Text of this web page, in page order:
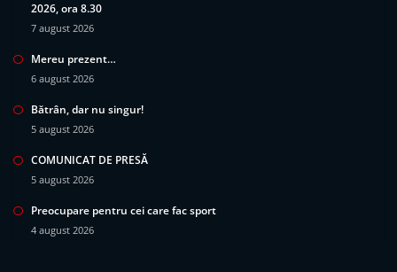
2026, ora 8.30
7 august 2026
Mereu prezent…
6 august 2026
Bătrân, dar nu singur!
5 august 2026
COMUNICAT DE PRESĂ
5 august 2026
Preocupare pentru cei care fac sport
4 august 2026